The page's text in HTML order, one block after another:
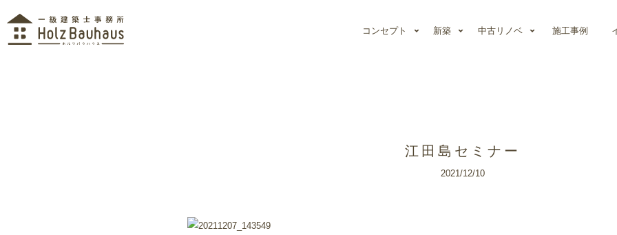
コンセプト 新築 中古リノベ 施工事例
江田島セミナー
2021/12/10